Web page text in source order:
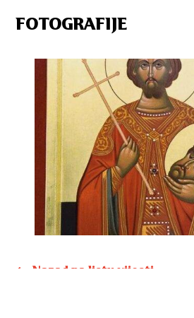
FOTOGRAFIJE
Nazad na listu vijesti